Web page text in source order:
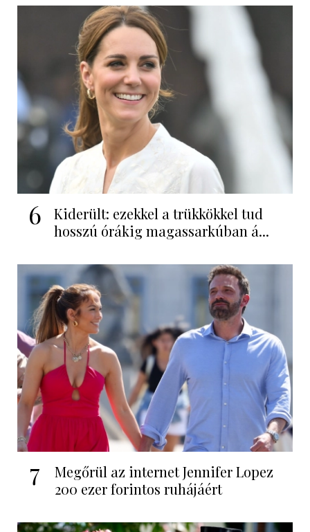
6
Kiderült: ezekkel a trükkökkel tud
hosszú órákig magassarkúban á...
7
Megőrül az internet Jennifer Lopez
200 ezer forintos ruhájáért